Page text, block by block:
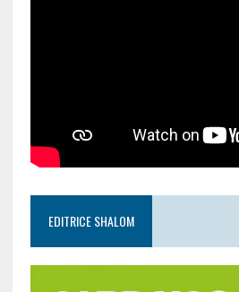
EDITRICE SHALOM